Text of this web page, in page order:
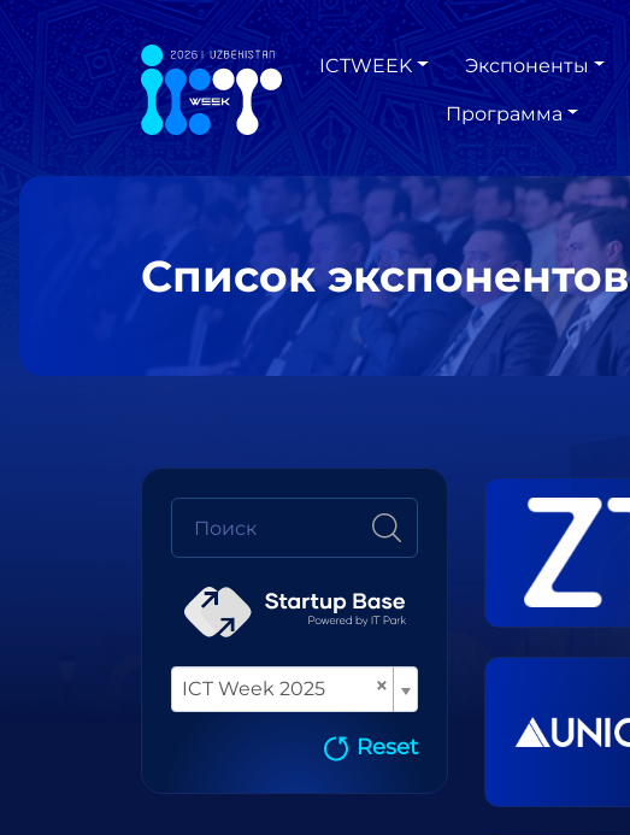
ICTWEEK Экспоненты
Программа
Список экспонентов
×
ICT Week 2025
Reset